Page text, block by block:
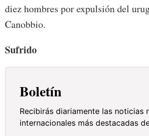
diez hombres por expulsión del
Canobbio.
Sufrido
Boletín
Recibirás diariamente las noticias
internacionales más destacadas